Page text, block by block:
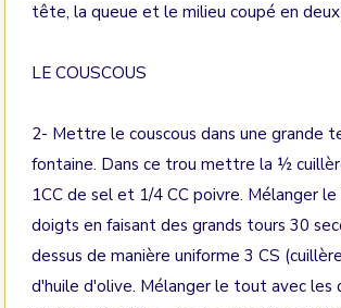
tête, la queue et le milieu coupé en
LE COUSCOUS
2- Mettre le couscous dans une grande
fontaine. Dans ce trou mettre la ½
1CC de sel et 1/4 CC poivre. Mélanger
doigts en faisant des grands tours 30
dessus de manière uniforme 3 CS
d'huile d'olive. Mélanger le tout avec les